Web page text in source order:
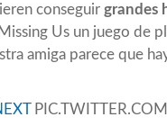
conseguir grandes
Us un juego de
amiga parece que